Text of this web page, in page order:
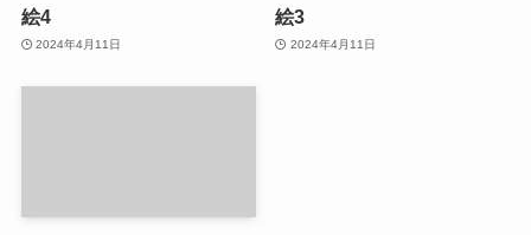
絵4
2024年4月11日
絵3
2024年4月11日